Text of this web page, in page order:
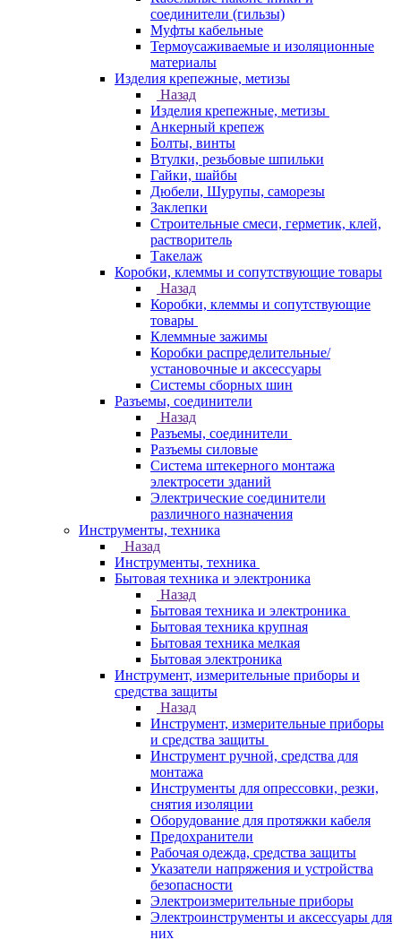
соединители (гильзы)
Муфты кабельные
Термоусаживаемые и изоляционные
материалы
Изделия крепежные, метизы
Назад
Изделия крепежные, метизы
Анкерный крепеж
Болты, винты
Втулки, резьбовые шпильки
Гайки, шайбы
Дюбели, Шурупы, саморезы
Заклепки
Строительные смеси, герметик, клей,
растворитель
Такелаж
Коробки, клеммы и сопутствующие товары
Назад
Коробки, клеммы и сопутствующие
товары
Клеммные зажимы
Коробки распределительные/
установочные и аксессуары
Системы сборных шин
Разъемы, соединители
Назад
Разъемы, соединители
Разъемы силовые
Система штекерного монтажа
электросети зданий
Электрические соединители
различного назначения
Инструменты, техника
Назад
Инструменты, техника
Бытовая техника и электроника
Назад
Бытовая техника и электроника
Бытовая техника крупная
Бытовая техника мелкая
Бытовая электроника
Инструмент, измерительные приборы и
средства защиты
Назад
Инструмент, измерительные приборы
и средства защиты
Инструмент ручной, средства для
монтажа
Инструменты для опрессовки, резки,
снятия изоляции
Оборудование для протяжки кабеля
Предохранители
Рабочая одежда, средства защиты
Указатели напряжения и устройства
безопасности
Электроизмерительные приборы
Электроинструменты и аксессуары для
них